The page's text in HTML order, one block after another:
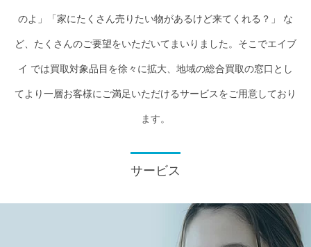
のよ」「家にたくさん売りたい物があるけど来てくれる？」 な
ど、たくさんのご要望をいただいてまいりました。そこでエイブ
イ では買取対象品目を徐々に拡大、地域の総合買取の窓口とし
てより一層お客様にご満足いただけるサービスをご用意しており
ます。
サービス